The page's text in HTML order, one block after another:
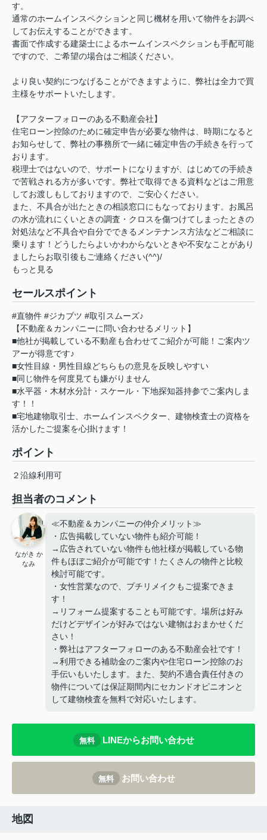
す。
通常のホームインスペクションと同じ機材を用いて物件をお調べ
してお伝えすることができます。
書面で作成する建築士によるホームインスペクションも手配可能
ですので、ご希望の場合はご相談ください。
より良い契約につなげることができますように、弊社は全力で買
主様をサポートいたします。
【アフターフォローのある不動産会社】
住宅ローン控除のために確定申告が必要な物件は、時期になると
お知らせして、弊社の事務所で一緒に確定申告の手続きを行って
おります。
税理士ではないので、サポートになりますが、はじめての手続き
で苦戦される方が多いです。弊社で取得できる資料などはご用意
してお渡しもしておりますので、ご安心ください。
また、不具合が出たときの相談窓口にもなっております。お風呂
の水が流れにくいときの調査・クロスを傷つけてしまったときの
対処法など不具合や自分でできるメンテナンス方法などご相談に
乗ります！どうしたらよいかわからないときや不安なことがあり
ましたらお取引後もご連絡ください(^^)/
もっと見る
セールスポイント
#直物件 #ジカブツ #取引スムーズ♪
【不動産＆カンパニーに問い合わせるメリット】
■他社が掲載している不動産も合わせてご紹介が可能！ご案内ツ
アーが得意です♪
■女性目線・男性目線どちらもの意見を反映しやすい
■同じ物件を何度見ても嫌がりません
■水平器・木材水分計・スケール・下地探知器持参でご案内しま
す！！
■宅地建物取引士、ホームインスペクター、建物検査士の資格を
活かしたご提案を心掛けます！
ポイント
２沿線利用可
担当者のコメント
ながき か
なみ
≪不動産＆カンパニーの仲介メリット≫
・広告掲載していない物件も紹介可能！
→広告されていない物件も他社様が掲載している物
件もほぼご紹介が可能です！たくさんの物件と比較
検討可能です。
・女性営業なので、プチリメイクもご提案できま
す！
→リフォーム提案することも可能です。場所は好み
だけどデザインが好みではない建物はおまかせくだ
さい！
・弊社はアフターフォローのある不動産会社です！
→利用できる補助金のご案内や住宅ローン控除のお
手伝いもいたします。また、契約不適合責任付きの
物件については保証期間内にセカンドオピニオンと
して建物検査を無料で対応いたします。
無料 LINEからお問い合わせ
無料 お問い合わせ
地図